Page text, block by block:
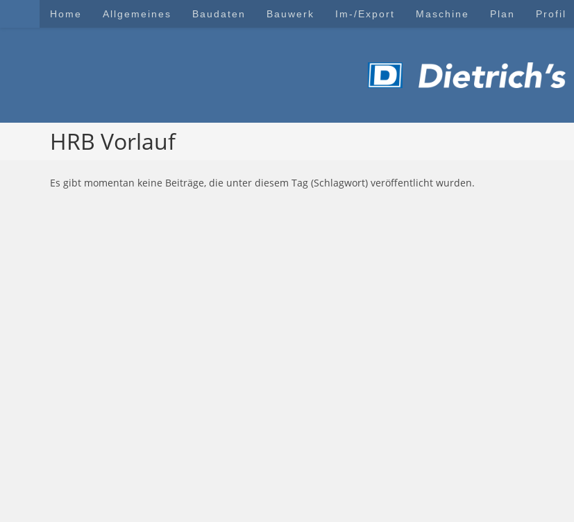
Home Allgemeines Baudaten Bauwerk Im-/Export Maschine Plan Profil
HRB Vorlauf
Es gibt momentan keine Beiträge, die unter diesem Tag (Schlagwort) veröffentlicht wurden.